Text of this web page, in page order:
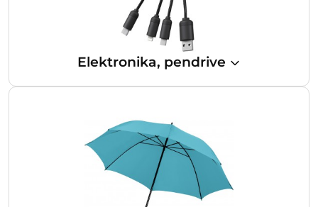
Elektronika, pendrive